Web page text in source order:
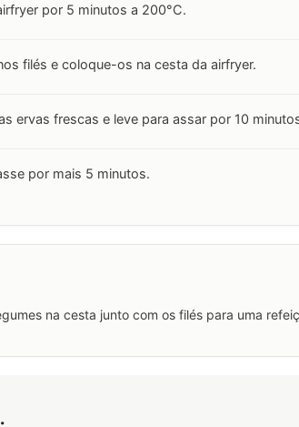
por 5 minutos a 200°C.
filés e coloque-os na cesta da airfryer.
ervas frescas e leve para assar por 10
por mais 5 minutos.
na cesta junto com os filés para uma